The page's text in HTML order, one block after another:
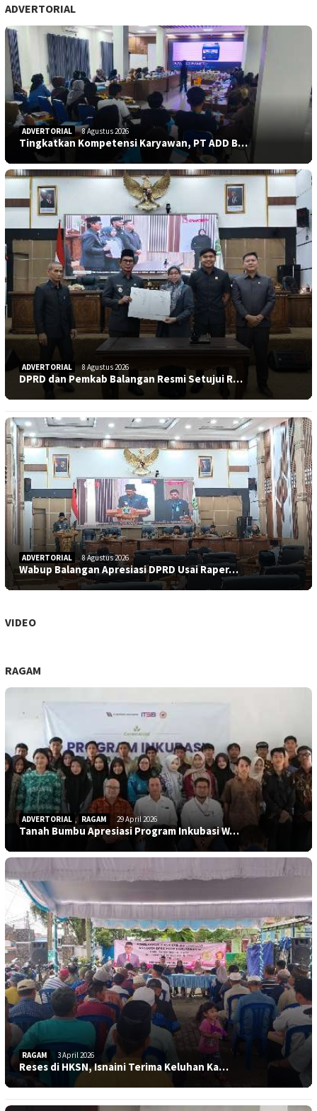
ADVERTORIAL
ADVERTORIAL 8 Agustus 2026
Tingkatkan Kompetensi Karyawan, PT ADD B…
ADVERTORIAL 8 Agustus 2026
DPRD dan Pemkab Balangan Resmi Setujui R…
ADVERTORIAL 8 Agustus 2026
Wabup Balangan Apresiasi DPRD Usai Raper…
VIDEO
RAGAM
ADVERTORIAL , RAGAM 29 April 2026
Tanah Bumbu Apresiasi Program Inkubasi W…
RAGAM 3 April 2026
Reses di HKSN, Isnaini Terima Keluhan Ka…